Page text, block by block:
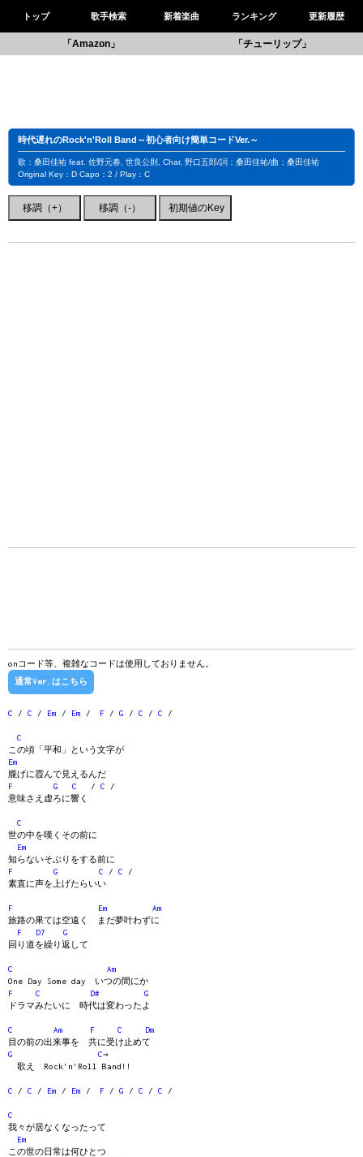
トップ 歌手検索 新着楽曲 ランキング 更新履歴
「Amazon」 「チューリップ」
時代遅れのRock'n'Roll Band～初心者向け簡単コードVer.～
歌：桑田佳祐 feat. 佐野元春, 世良公則, Char, 野口五郎/詞：桑田佳祐/曲：桑田佳祐
Original Key：D Capo：2 / Play：C
onコード等、複雑なコードは使用しておりません。
通常Ver.はこちら
C / C / Em / Em / F / G / C / C /
C
この頃「平和」という文字が
Em
朧げに霞んで見えるんだ
F
G C / C /
意味さえ虚ろに響く
C
世の中を嘆くその前に
Em
知らないそぶりをする前に
F
G C / C /
素直に声を上げたらいい
F Em
Am
旅路の果ては空遠く まだ夢叶わずに
F
D7
G
回り道を繰り返して
C
Am
One Day Some day いつの間にか
F
C D#
G
ドラマみたいに 時代は変わったよ
C Am F C
Dm
目の前の出来事を 共に受け止めて
G
C→
歌え Rock'n'Roll Band!!
C / C / Em / Em / F / G / C / C /
C
我々が居なくなったって
Em
この世の日常は何ひとつ